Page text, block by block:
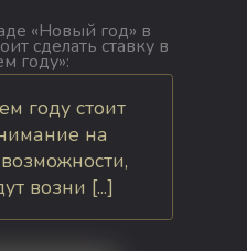
«Новый год» в
сделать ставку в
году»:
году стоит
на
возни [...]